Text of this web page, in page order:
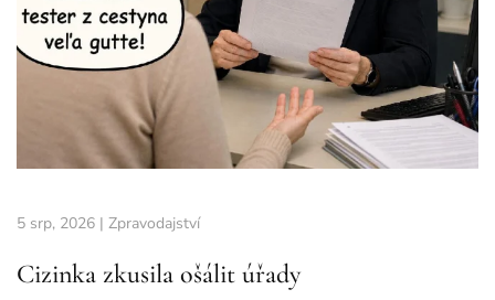
5 srp, 2026 | Zpravodajství
Cizinka zkusila ošálit úřady